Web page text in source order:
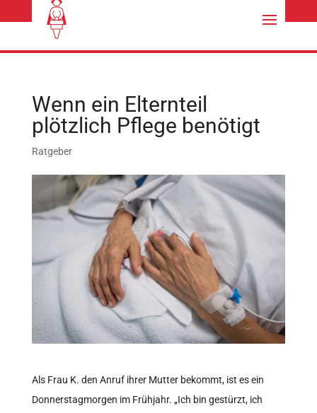
Wenn ein Elternteil
plötzlich Pflege benötigt
Ratgeber
Als Frau K. den Anruf ihrer Mutter bekommt, ist es ein
Donnerstagmorgen im Frühjahr. „Ich bin gestürzt, ich